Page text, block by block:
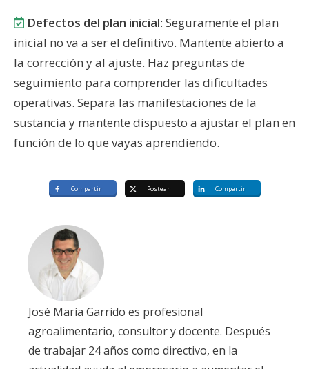
Defectos del plan inicial: Seguramente el plan
inicial no va a ser el definitivo. Mantente abierto a
la corrección y al ajuste. Haz preguntas de
seguimiento para comprender las dificultades
operativas. Separa las manifestaciones de la
sustancia y mantente dispuesto a ajustar el plan en
función de lo que vayas aprendiendo.
Compartir Postear Compartir
José María Garrido es profesional
agroalimentario, consultor y docente. Después
de trabajar 24 años como directivo, en la